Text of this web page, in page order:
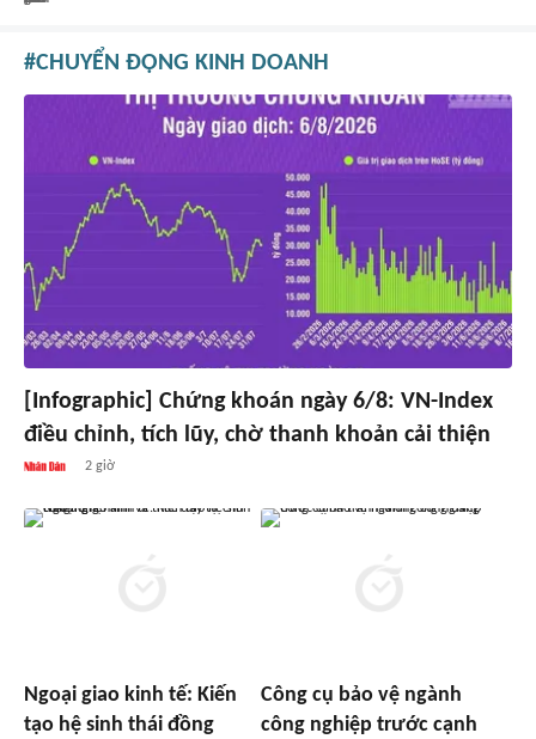
CHUYỂN ĐỘNG KINH DOANH
[Infographic] Chứng khoán ngày 6/8: VN-Index
điều chỉnh, tích lũy, chờ thanh khoản cải thiện
2 giờ
Ngoại giao kinh tế: Kiến
tạo hệ sinh thái đồng
Công cụ bảo vệ ngành
công nghiệp trước cạnh